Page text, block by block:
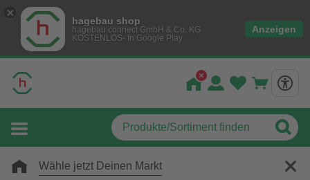
hagebau shop
hagebau connect GmbH & Co. KG
KOSTENLOS- In Google Play
Anzeigen
Wähle jetzt Deinen Markt